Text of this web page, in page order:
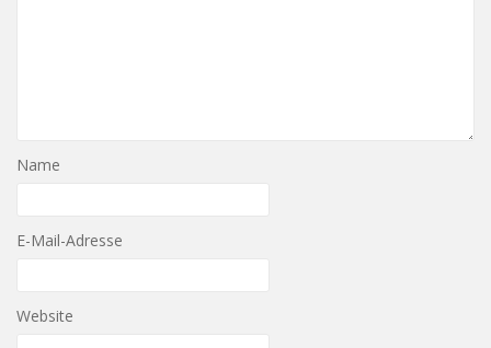
Name
E-Mail-Adresse
Website